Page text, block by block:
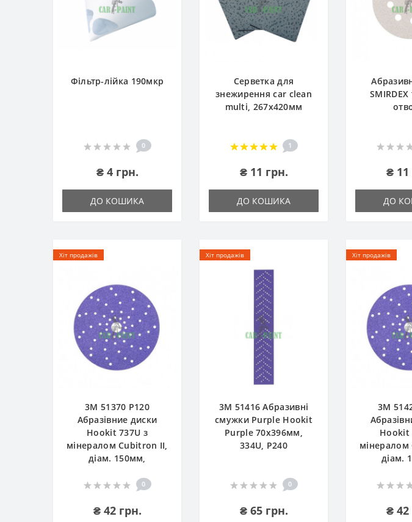
Фільтр-лійка 190мкр
0
₴ 4 грн.
ДО КОШИКА
Серветка для
знежирення car clean
multi, 267х420мм
1
₴ 11 грн.
ДО КОШИКА
₴ 11
ДО
Хіт продажів
3М 51370 P120
Абразівние диски
Hookit 737U з
мінералом Cubitron II,
діам. 150мм,
0
₴ 42 грн.
Хіт продажів
3М 51416 Абразивні
смужки Purple Hookit
Purple 70x396мм,
334U, P240
0
₴ 65 грн.
Хіт продажів
3М
Hookit
мінералом
діам.
₴ 42